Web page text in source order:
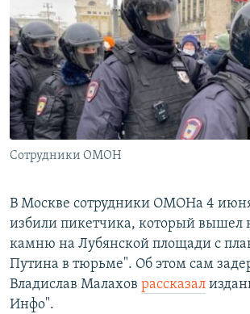
РАСПИСАНИЕ ВЕЩАНИЯ
ПОДПИШИТЕСЬ НА РАССЫЛКУ
СОЦИАЛЬНЫЕ СЕТИ
Все сайты РСЕ/РС
Сотрудники ОМОН
В Москве сотрудники ОМОНа 4
избили пикетчика, который вышел
камню на Лубянской площади с
Путина в тюрьме". Об этом сам
Владислав Малахов рассказал
Инфо".